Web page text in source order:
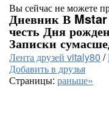
Вы сейчас не можете
Дневник В Mstar
честь Дня
Записки
Лента друзей vitaly80 /
Добавить в друзья
Страницы: раньше»